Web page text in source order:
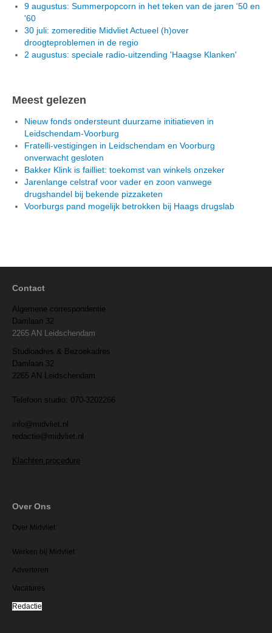
9 augustus: Summerpopcorn in het teken van de jaren '50 en
'60
30 juli: zomereditie Midvliet Actueel (h)over
droogteproblemen in de regio
2 augustus: speciale radio-uitzending 'Haagse Klanken'
Meest gelezen
Nieuw fonds ondersteunt duurzame initiatieven in
Leidschendam-Voorburg
Fratelli-vestigingen in Leidschendam en Voorburg
onverwacht gesloten
Bakker Klink is failliet: toekomst van winkels onzeker
Jarenlange celstraf voor vader en zoon vanwege
drugshandel bij bekende pizzaketen
Voorburgs pand mogelijk betrokken bij Haags drugslab
Contact
Algemene correspondentie
Damlaan 32
2265 AN Leidschendam
Studioadres & Bezoekadres
Damlaan 32
2265 AN Leidschendam
Telefoon studio: 070-3202266
info@midvliet.nl
redactie@midvliet.nl
Klachten procedure
Over Ons
Over Midvliet
Werken bij Midvliet
Adverteren
Vacatures
Redactie